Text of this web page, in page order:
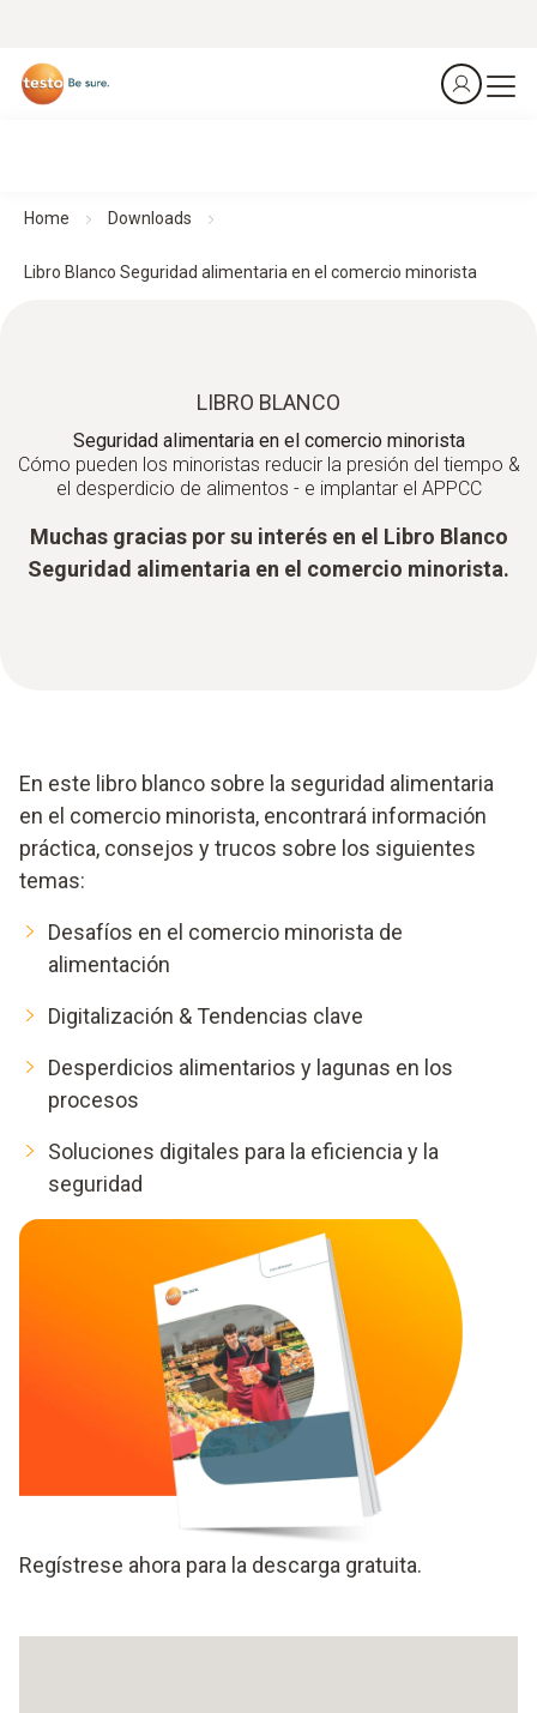
Home Downloads
Libro Blanco Seguridad alimentaria en el comercio minorista
LIBRO BLANCO
Seguridad alimentaria en el comercio minorista
Cómo pueden los minoristas reducir la presión del tiempo &
el desperdicio de alimentos - e implantar el APPCC
Muchas gracias por su interés en el Libro Blanco
Seguridad alimentaria en el comercio minorista.
En este libro blanco sobre la seguridad alimentaria
en el comercio minorista, encontrará información
práctica, consejos y trucos sobre los siguientes
temas:
Desafíos en el comercio minorista de
alimentación
Digitalización & Tendencias clave
Desperdicios alimentarios y lagunas en los
procesos
Soluciones digitales para la eficiencia y la
seguridad
Regístrese ahora para la descarga gratuita.